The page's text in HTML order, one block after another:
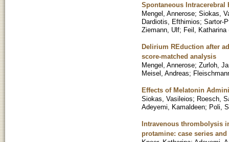
Spontaneous Intracerebral
Mengel, Annerose; Siokas,
Dardiotis, Efthimios; Sartor-
Ziemann, Ulf; Feil, Katharina
Delirium REduction after
score-matched analysis
Mengel, Annerose; Zurloh,
Meisel, Andreas;
Effects of Melatonin
Siokas, Vasileios; Roesch,
Adeyemi, Kamaldeen; Poli,
Intravenous thrombolysis
protamine: case series